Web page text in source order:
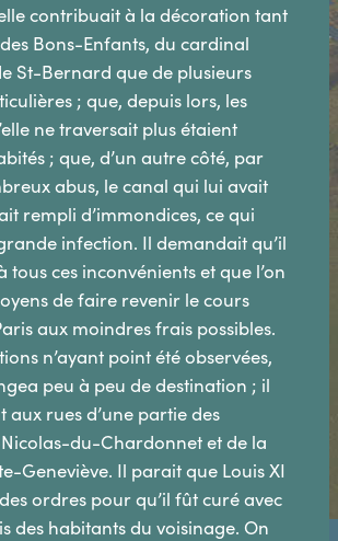
contribuait à la décoration tant
Bons-Enfants, du cardinal
St-Bernard que de plusieurs
; que, depuis lors, les
ne traversait plus étaient
; que, d’un autre côté, par
abus, le canal qui lui avait
rempli d’immondices, ce qui
infection. Il demandait qu’il
tous ces inconvénients et que l’on
de faire revenir le cours
aux moindres frais possibles.
n’ayant point été observées,
peu à peu de destination ; il
aux rues d’une partie des
du-Chardonnet et de la
Geneviève. Il parait que Louis XI
ordres pour qu’il fût curé avec
des habitants du voisinage. On